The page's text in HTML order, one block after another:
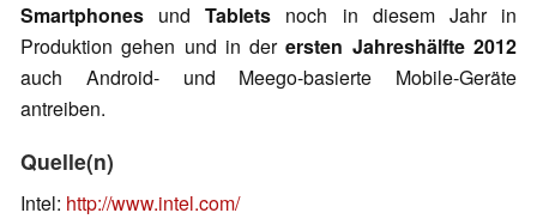
Smartphones undTablets noch in diesem Jahr in
Produktion gehen und in derersten Jahreshälfte 2012
auch Android- und Meego-basierte Mobile-Geräte
antreiben.
Quelle(n)
Intel: http://www.intel.com/